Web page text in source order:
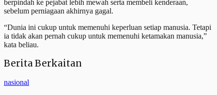
berpindah ke pejabat lebih mewah serta membeli kenderaan,
sebelum perniagaan akhirnya gagal.
“Dunia ini cukup untuk memenuhi keperluan setiap manusia. Tetapi
ia tidak akan pernah cukup untuk memenuhi ketamakan manusia,”
kata beliau.
Berita Berkaitan
nasional